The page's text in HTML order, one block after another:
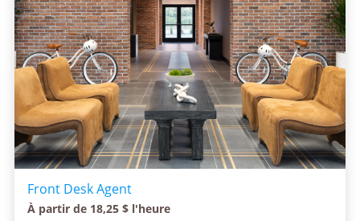
Front Desk Agent
À partir de 18,25 $ l'heure